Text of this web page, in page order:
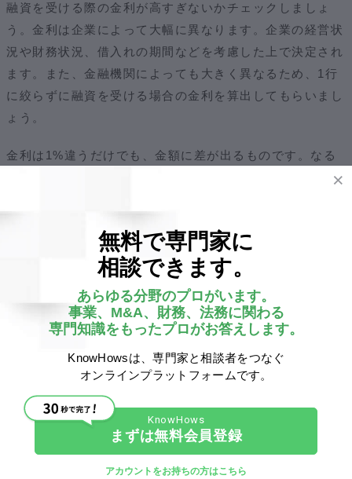
融資を受ける際の金利が高すぎないかチェックしましょ
う。金利は企業によって大幅に異なります。企業の経営状
況や財務状況、借入れの期間などを考慮した上で決定され
ます。また、金融機関によっても大きく異なるため、1行
に絞らずに融資を受ける場合の金利を算出してもらいまし
ょう。
金利は1%違うだけでも、金額に差が出るものです。なる
②出資者の持株比率は適切か
株式で資金調達を行う場合、持株比率を常に把握しておく
ことが必要です。株主は経営へ意見できる議決権を保持し
ています。過半数以上の株式を保有されると、経営権が奪
経営を安定させるためには、会社の持株比率が3分の2以上
あることが望ましいです。増資することは資金調達を行う
上で大切ですが、持株比率を適正値に納めておくことが大
切です。
無料で専門家に
相談できます。
あらゆる分野のプロがいます。
事業、M&A、財務、法務に関わる
専門知識をもったプロがお答えします。
KnowHowsは、専門家と相談者をつなぐ
オンラインプラットフォームです。
まずは無料会員登録
アカウントをお持ちの方はこちら